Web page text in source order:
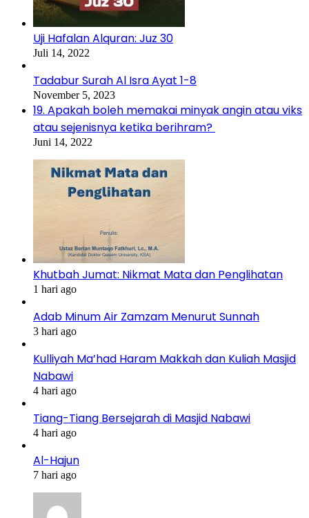
Uji Hafalan Alquran: Juz 30
Juli 14, 2022
Tadabur Surah Al Isra Ayat 1-8
November 5, 2023
19. Apakah boleh memakai minyak angin atau viks
atau sejenisnya ketika berihram?
Juni 14, 2022
Khutbah Jumat: Nikmat Mata dan Penglihatan
1 hari ago
Adab Minum Air Zamzam Menurut Sunnah
3 hari ago
Kulliyah Ma’had Haram Makkah dan Kuliah Masjid
Nabawi
4 hari ago
Tiang-Tiang Bersejarah di Masjid Nabawi
4 hari ago
Al-Hajun
7 hari ago